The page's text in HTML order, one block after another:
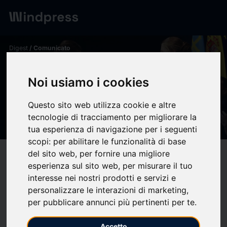
Noi usiamo i cookies
Questo sito web utilizza cookie e altre
tecnologie di tracciamento per migliorare la
tua esperienza di navigazione per i seguenti
scopi: per abilitare le funzionalità di base
del sito web, per fornire una migliore
esperienza sul sito web, per misurare il tuo
interesse nei nostri prodotti e servizi e
personalizzare le interazioni di marketing,
per pubblicare annunci più pertinenti per te.
Digest/ Comunicato
La AOPD felicita a Carolina
Marín por el Premio Princesa
de Asturias de los Deportes
Compatibilità help
(0)bookmark_borderupload Condividi
La Asociación Onubense de la Prensa Deportiva (AOPD) ha
expresado expresa su más sincera felicitación a la jugadora de